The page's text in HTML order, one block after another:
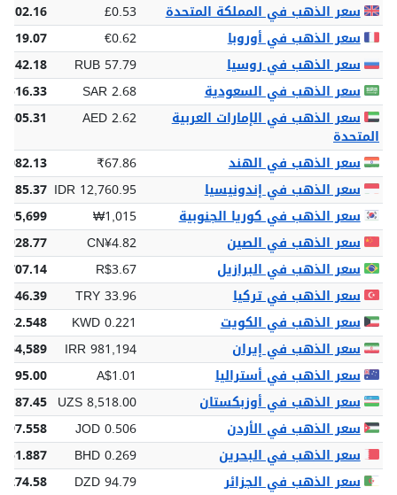
سعر الذهب في المملكة المتحدة
£0.53
£102.16
سعر الذهب في أوروبا
€0.62
€119.07
سعر الذهب في روسيا
RUB 57.79
سعر الذهب في السعودية
SAR 2.68
516.33
سعر الذهب في الإمارات العربية
المتحدة
AED 2.62
505.31
سعر الذهب في الهند
₹67.86
سعر الذهب في إندونيسيا
IDR 12,760.95
سعر الذهب في كوريا الجنوبية
₩1,015
سعر الذهب في الصين
CN¥4.82
سعر الذهب في البرازيل
R$3.67
سعر الذهب في تركيا
TRY 33.96
سعر الذهب في الكويت
KWD 0.221
42.548
سعر الذهب في إيران
IRR 981,194
سعر الذهب في أستراليا
A$1.01
سعر الذهب في أوزبكستان
UZS 8,518.00
سعر الذهب في الأردن
JOD 0.506
97.558
سعر الذهب في البحرين
BHD 0.269
51.887
سعر الذهب في الجزائر
DZD 94.79